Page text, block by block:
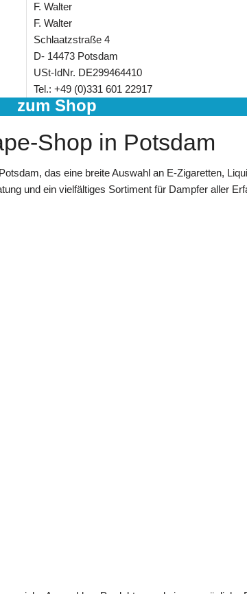
F. Walter
F. Walter
Schlaatzstraße 4
D- 14473 Potsdam
USt-IdNr. DE299464410
Tel.: +49 (0)331 601 22917
zum Shop
Shop in Potsdam
das eine breite Auswahl an E-Zigaretten,
und ein vielfältiges Sortiment für Dampfer aller